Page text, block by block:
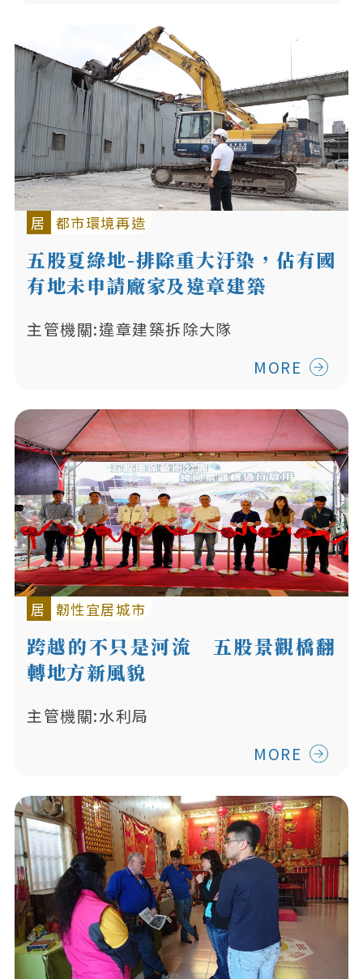
居 都市環境再造
五股夏綠地-排除重大汙染，佔有國
有地未申請廠家及違章建築
主管機關:違章建築拆除大隊
MORE
居 韌性宜居城市
跨越的不只是河流 五股景觀橋翻
轉地方新風貌
主管機關:水利局
MORE